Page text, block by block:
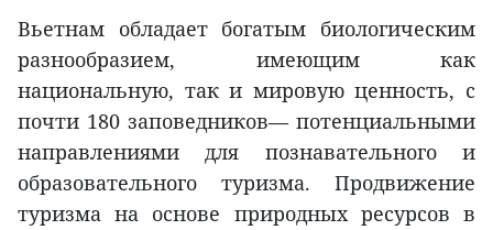
Вьетнам обладает богатым биологическим
разнообразием, имеющим как
национальную, так и мировую ценность, с
почти 180 заповедников— потенциальными
направлениями для познавательного и
образовательного туризма. Продвижение
туризма на основе природных ресурсов в